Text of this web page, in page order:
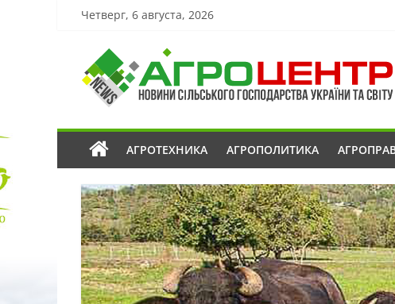
Четверг, 6 августа, 2026
АГРОТЕХНИКА АГРОПОЛИТИКА